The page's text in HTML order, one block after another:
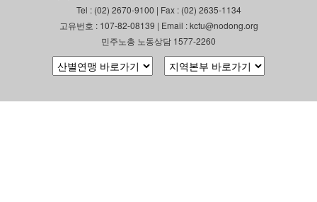
Tel : (02) 2670-9100 | Fax : (02) 2635-1134
고유번호 : 107-82-08139 | Email : kctu@nodong.org
민주노총 노동상담 1577-2260